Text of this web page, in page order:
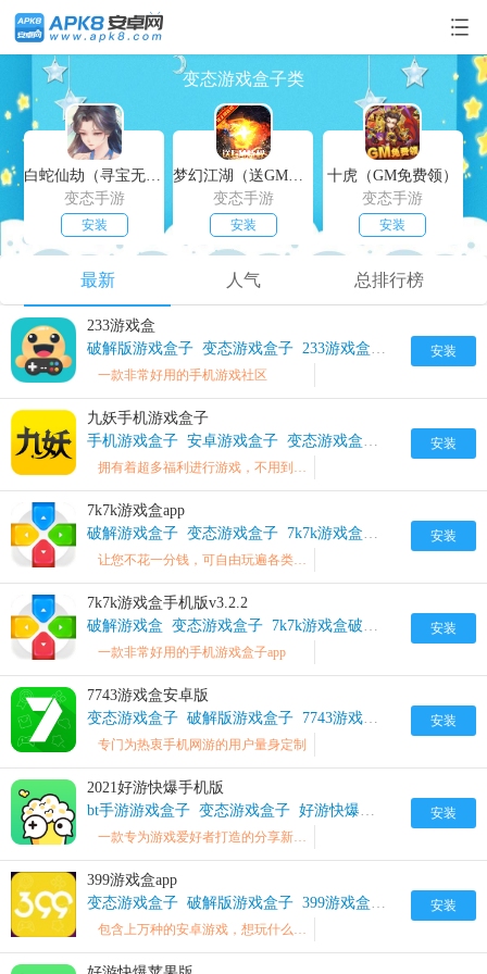
变态游戏盒子类
白蛇仙劫（寻宝无限真充）
变态手游
安装
梦幻江湖（送GM特权）
变态手游
安装
十虎（GM免费领）
变态手游
安装
最新 人气 总排行榜
安装
233游戏盒
破解版游戏盒子 变态游戏盒子 233游戏盒子破解版
一款非常好用的手机游戏社区
安装
九妖手机游戏盒子
手机游戏盒子 安卓游戏盒子 变态游戏盒子 九妖游戏盒子
拥有着超多福利进行游戏，不用到处寻找，让你随时随地进行游戏
安装
7k7k游戏盒app
破解游戏盒子 变态游戏盒子 7k7k游戏盒破解版
让您不花一分钱，可自由玩遍各类游戏
安装
7k7k游戏盒手机版v3.2.2
破解游戏盒 变态游戏盒子 7k7k游戏盒破解版
一款非常好用的手机游戏盒子app
安装
7743游戏盒安卓版
变态游戏盒子 破解版游戏盒子 7743游戏盒BT版
专门为热衷手机网游的用户量身定制
安装
2021好游快爆手机版
bt手游游戏盒子 变态游戏盒子 好游快爆破解版
一款专为游戏爱好者打造的分享新鲜精品游戏的手机app
安装
399游戏盒app
变态游戏盒子 破解版游戏盒子 399游戏盒破解版
包含上万种的安卓游戏，想玩什么就玩什么